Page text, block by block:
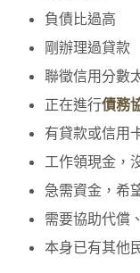
負債比過高
剛辦理過貸款
聯徵信用分數
正在進行債務
有貸款或信用
工作領現金，
急需資金，希
需要協助代償
本身已有其他